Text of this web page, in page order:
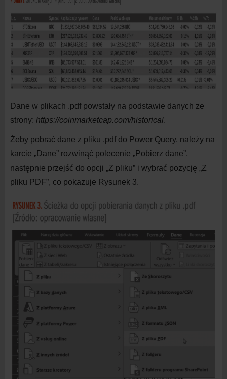
Dane w plikach .pdf powstały na podstawie danych ze
strony: https://coinmarketcap.com/historical.
Żeby pobrać dane z pliku .pdf do Power Query, należy na
karcie „Dane” rozwinąć polecenie „Pobierz dane”,
następnie przejść do opcji „Z pliku” i wybrać pozycję „Z
pliku PDF”, co pokazuje Rysunek 3.